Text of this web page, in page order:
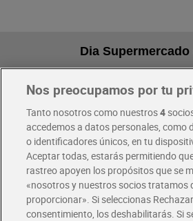
Dia
Pide hoy, recibe hoy
Envío gratis por compras superiores a
Envío estandar por 4,99€
Glovo y Uber Eats
Solicita tu factura de Glovo o Uber Eats
Nos preocupamos por tu
Tanto nosotros como nuestros4
accedemos a datos personales, como
o identificadores únicos, en tu
Aceptar todas, estarás permitiendo
rastreo apoyen los propósitos que se
«nosotros y nuestros socios tratamos
proporcionar». Si seleccionas
consentimiento, los deshabilitarás. Si